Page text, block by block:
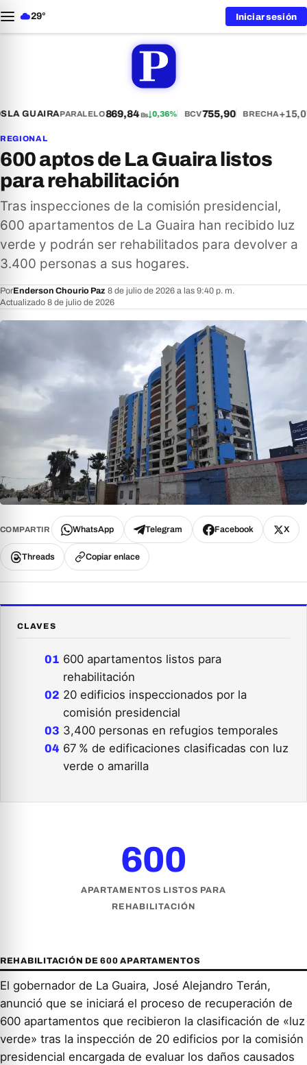
29° Iniciar sesión
LA GUAIRAPARALELO869,84Bs↓0,36% BCV755,90 BRECHA
REGIONAL
600 aptos de La Guaira listos
para rehabilitación
Tras inspecciones de la comisión presidencial,
600 apartamentos de La Guaira han recibido luz
verde y podrán ser rehabilitados para devolver a
3.400 personas a sus hogares.
PorEnderson Chourio Paz· 8 de julio de 2026 a las 9:40 p. m.
Actualizado 8 de julio de 2026
COMPARTIR WhatsApp Telegram Facebook X
Threads Copiar enlace
CLAVES
600 apartamentos listos para
rehabilitación
20 edificios inspeccionados por la
comisión presidencial
3,400 personas en refugios temporales
67 % de edificaciones clasificadas con luz
verde o amarilla
600
APARTAMENTOS LISTOS PARA
REHABILITACIÓN
REHABILITACIÓN DE 600 APARTAMENTOS
El gobernador de La Guaira, José Alejandro Terán,
anunció que se iniciará el proceso de recuperación de
600 apartamentos que recibieron la clasificación de «luz
verde» tras la inspección de 20 edificios por la comisión
presidencial encargada de evaluar los daños causados